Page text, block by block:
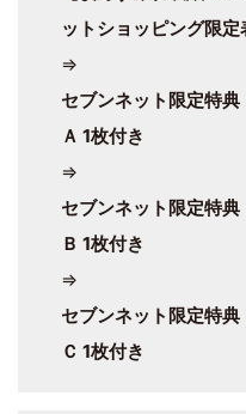
ットショッピング限定
⇒
セブンネット限定特
Ａ 1枚付き
⇒
セブンネット限定特
Ｂ 1枚付き
⇒
セブンネット限定特
Ｃ 1枚付き